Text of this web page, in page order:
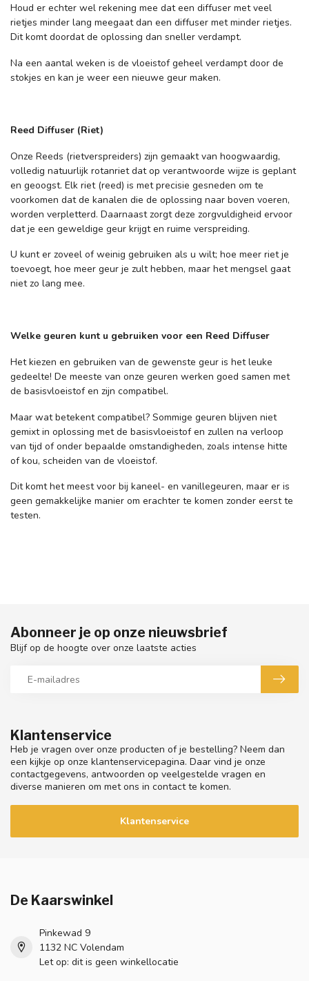
Houd er echter wel rekening mee dat een diffuser met veel
rietjes minder lang meegaat dan een diffuser met minder rietjes.
Dit komt doordat de oplossing dan sneller verdampt.
Na een aantal weken is de vloeistof geheel verdampt door de
stokjes en kan je weer een nieuwe geur maken.
Reed Diffuser (Riet)
Onze Reeds (rietverspreiders) zijn gemaakt van hoogwaardig,
volledig natuurlijk rotanriet dat op verantwoorde wijze is geplant
en geoogst. Elk riet (reed) is met precisie gesneden om te
voorkomen dat de kanalen die de oplossing naar boven voeren,
worden verpletterd. Daarnaast zorgt deze zorgvuldigheid ervoor
dat je een geweldige geur krijgt en ruime verspreiding.
U kunt er zoveel of weinig gebruiken als u wilt; hoe meer riet je
toevoegt, hoe meer geur je zult hebben, maar het mengsel gaat
niet zo lang mee.
Welke geuren kunt u gebruiken voor een Reed Diffuser
Het kiezen en gebruiken van de gewenste geur is het leuke
gedeelte! De meeste van onze geuren werken goed samen met
de basisvloeistof en zijn compatibel.
Maar wat betekent compatibel? Sommige geuren blijven niet
gemixt in oplossing met de basisvloeistof en zullen na verloop
van tijd of onder bepaalde omstandigheden, zoals intense hitte
of kou, scheiden van de vloeistof.
Dit komt het meest voor bij kaneel- en vanillegeuren, maar er is
geen gemakkelijke manier om erachter te komen zonder eerst te
testen.
Klantenservice
Heb je vragen over onze producten of je bestelling? Neem dan
een kijkje op onze klantenservicepagina. Daar vind je onze
contactgegevens, antwoorden op veelgestelde vragen en
diverse manieren om met ons in contact te komen.
Klantenservice
Abonneer je op onze nieuwsbrief
Blijf op de hoogte over onze laatste acties
De Kaarswinkel
Pinkewad 9
1132 NC Volendam
Let op: dit is geen winkellocatie